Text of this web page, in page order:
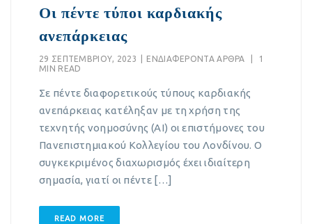
Οι πέντε τύποι καρδιακής
ανεπάρκειας
29 ΣΕΠΤΕΜΒΡΊΟΥ, 2023 EΝΔΙΑΦΈΡΟΝΤΑ ΆΡΘΡΑ
1
MIN READ
Σε πέντε διαφορετικούς τύπους καρδιακής
ανεπάρκειας κατέληξαν με τη χρήση της
τεχνητής νοημοσύνης (AI) οι επιστήμονες του
Πανεπιστημιακού Κολλεγίου του Λονδίνου. Ο
συγκεκριμένος διαχωρισμός έχει ιδιαίτερη
σημασία, γιατί οι πέντε […]
READ MORE